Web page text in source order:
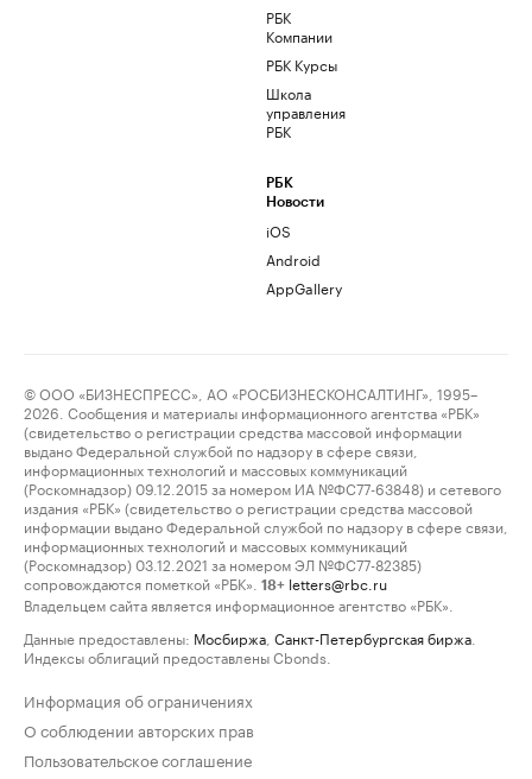
РБК
Компании
РБК Курсы
Школа
управления
РБК
РБК
Новости
iOS
Android
AppGallery
© ООО «БИЗНЕСПРЕСС», АО «РОСБИЗНЕСКОНСАЛТИНГ», 1995–
2026. Сообщения и материалы информационного агентства «РБК»
(свидетельство о регистрации средства массовой информации
выдано Федеральной службой по надзору в сфере связи,
информационных технологий и массовых коммуникаций
(Роскомнадзор) 09.12.2015 за номером ИА №ФС77-63848) и сетевого
издания «РБК» (свидетельство о регистрации средства массовой
информации выдано Федеральной службой по надзору в сфере связи,
информационных технологий и массовых коммуникаций
(Роскомнадзор) 03.12.2021 за номером ЭЛ №ФС77-82385)
сопровождаются пометкой «РБК».
18+ letters@rbc.ru
Владельцем сайта является информационное агентство «РБК».
Данные предоставлены: Мосбиржа Санкт-Петербургская биржа
Индексы облигаций предоставлены Cbonds.
Информация об ограничениях
О соблюдении авторских прав
Пользовательское соглашение